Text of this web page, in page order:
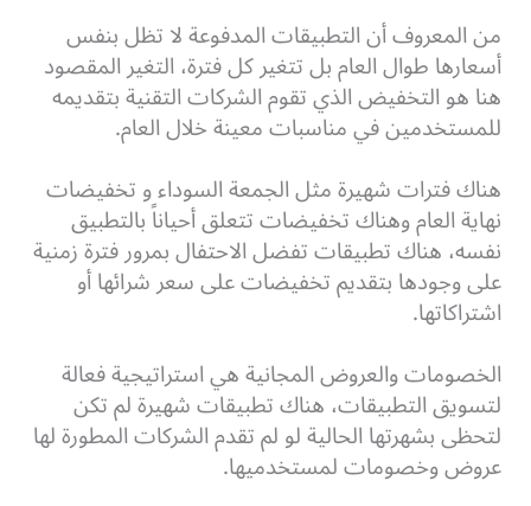
من المعروف أن التطبيقات المدفوعة لا تظل بنفس
أسعارها طوال العام بل تتغير كل فترة، التغير المقصود
هنا هو التخفيض الذي تقوم الشركات التقنية بتقديمه
للمستخدمين في مناسبات معينة خلال العام.
هناك فترات شهيرة مثل الجمعة السوداء و تخفيضات
نهاية العام وهناك تخفيضات تتعلق أحياناً بالتطبيق
نفسه، هناك تطبيقات تفضل الاحتفال بمرور فترة زمنية
على وجودها بتقديم تخفيضات على سعر شرائها أو
اشتراكاتها.
الخصومات والعروض المجانية هي استراتيجية فعالة
لتسويق التطبيقات، هناك تطبيقات شهيرة لم تكن
لتحظى بشهرتها الحالية لو لم تقدم الشركات المطورة لها
عروض وخصومات لمستخدميها.